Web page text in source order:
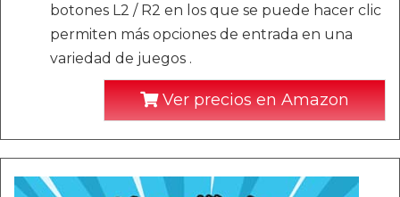
botones L2 / R2 en los que se puede hacer clic
permiten más opciones de entrada en una
variedad de juegos .
Ver precios en Amazon